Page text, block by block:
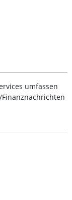
umfassen